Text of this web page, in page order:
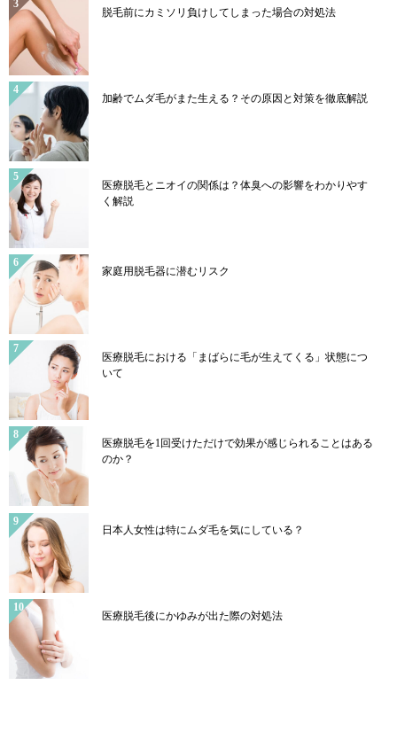
脱毛前にカミソリ負けしてしまった場合の対処法
加齢でムダ毛がまた生える？その原因と対策を徹底解説
医療脱毛とニオイの関係は？体臭への影響をわかりやす
く解説
家庭用脱毛器に潜むリスク
医療脱毛における「まばらに毛が生えてくる」状態につ
いて
医療脱毛を1回受けただけで効果が感じられることはある
のか？
日本人女性は特にムダ毛を気にしている？
医療脱毛後にかゆみが出た際の対処法